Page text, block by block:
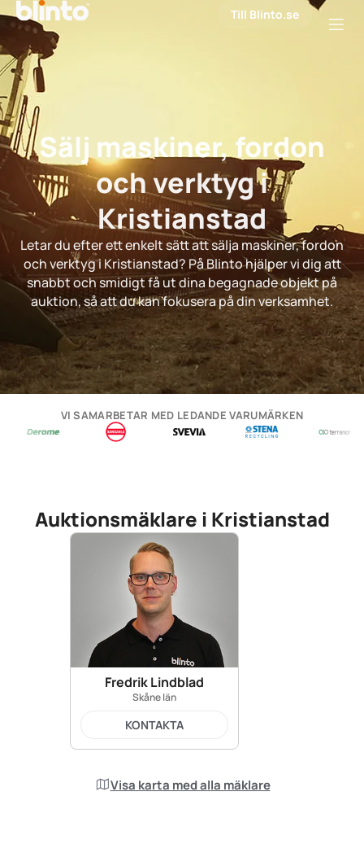
Till Blinto.se
Sälj maskiner, fordon
och verktyg i
Kristianstad
Letar du efter ett enkelt sätt att sälja maskiner, fordon
och verktyg i Kristianstad? På Blinto hjälper vi dig att
snabbt och smidigt få ut dina begagnade objekt på
auktion, så att du kan fokusera på din verksamhet.
VI SAMARBETAR MED LEDANDE VARUMÄRKEN
Auktionsmäklare i Kristianstad
Visa karta med alla mäklare
Fredrik Lindblad
Skåne län
KONTAKTA